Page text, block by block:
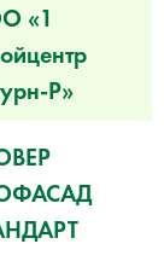
«1
Р»